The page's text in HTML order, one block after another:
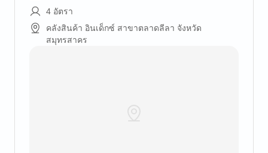
4 อัตรา
คลังสินค้า อินเด็กซ์ สาขาตลาดลีลา จังหวัด
สมุทรสาคร